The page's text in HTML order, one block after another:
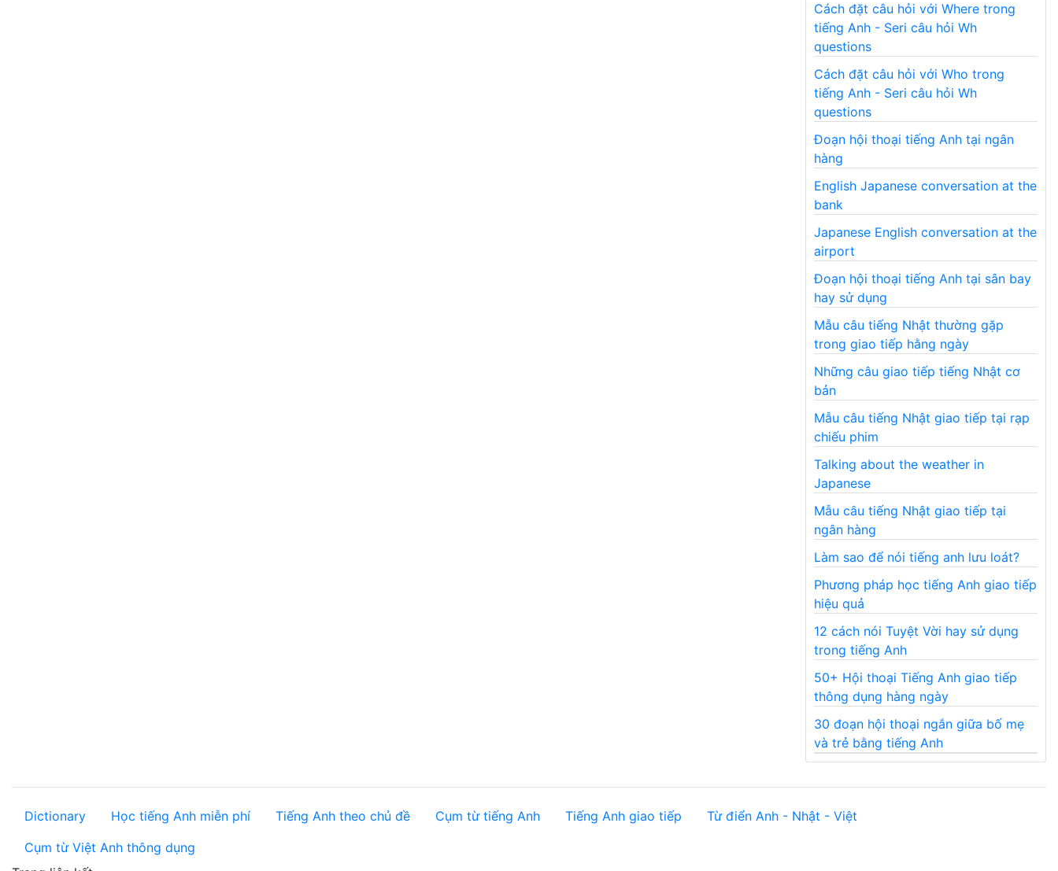
Cách đặt câu hỏi với Where trong
tiếng Anh - Seri câu hỏi Wh
questions
Cách đặt câu hỏi với Who trong
tiếng Anh - Seri câu hỏi Wh
questions
Đoạn hội thoại tiếng Anh tại ngân
hàng
English Japanese conversation at the
bank
Japanese English conversation at the
airport
Đoạn hội thoại tiếng Anh tại sân bay
hay sử dụng
Mẫu câu tiếng Nhật thường gặp
trong giao tiếp hằng ngày
Những câu giao tiếp tiếng Nhật cơ
bản
Mẫu câu tiếng Nhật giao tiếp tại rạp
chiếu phim
Talking about the weather in
Japanese
Mẫu câu tiếng Nhật giao tiếp tại
ngân hàng
Làm sao để nói tiếng anh lưu loát?
Phương pháp học tiếng Anh giao tiếp
hiệu quả
12 cách nói Tuyệt Vời hay sử dụng
trong tiếng Anh
50+ Hội thoại Tiếng Anh giao tiếp
thông dụng hàng ngày
30 đoạn hội thoại ngắn giữa bố mẹ
và trẻ bằng tiếng Anh
Dictionary Học tiếng Anh miễn phí Tiếng Anh theo chủ đề Cụm từ tiếng Anh Tiếng Anh giao tiếp
Từ điển Anh - Nhật - Việt
Cụm từ Việt Anh thông dụng